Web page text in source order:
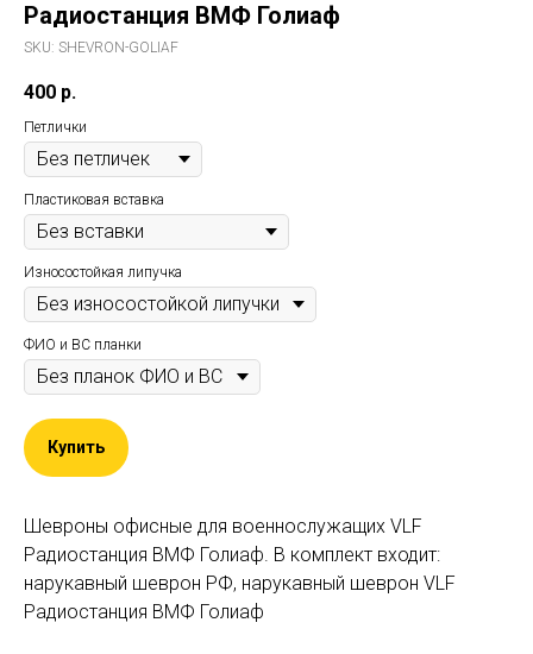
Радиостанция ВМФ Голиаф
SKU: SHEVRON-GOLIAF
400 р.
Петлички
Пластиковая вставка
Износостойкая липучка
ФИО и ВС планки
Купить
Шевроны офисные для военнослужащих VLF
Радиостанция ВМФ Голиаф. В комплект входит:
нарукавный шеврон РФ, нарукавный шеврон VLF
Радиостанция ВМФ Голиаф